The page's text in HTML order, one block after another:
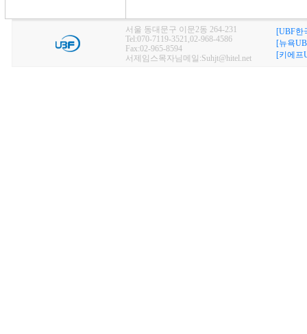
서울 동대문구 이문2동 264-231
Tel:070-7119-3521,02-968-4586
Fax:02-965-8594
서제임스목자님메일:Suhjt@hitel.net
[UBF한
[뉴욕
[키에프